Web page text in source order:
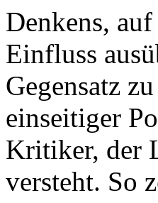
Denkens,
Einfluss
Gegensatz
einseitiger
Kritiker, der
versteht. So